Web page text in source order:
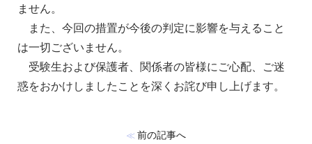
ません。
また、今回の措置が今後の判定に影響を与えること
は一切ございません。
受験生および保護者、関係者の皆様にご心配、ご迷
惑をおかけしましたことを深くお詫び申し上げます。
≪ 前の記事へ